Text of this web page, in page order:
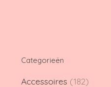
Categorieën
Accessoires (182)